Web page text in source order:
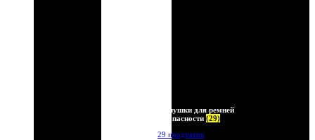
Заглушки для ремней
безопасности (29)
29 продуктов